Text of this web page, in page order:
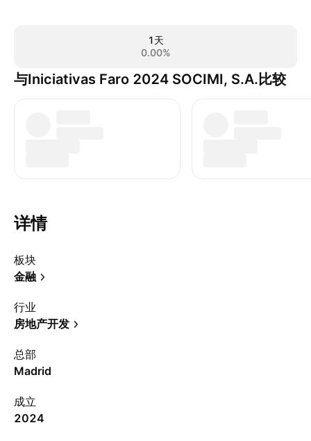
1天
0.00%
与Iniciativas Faro 2024 SOCIMI, S.A.比较
详情
板块
金融
行业
房地产开发
总部
Madrid
成立
2024